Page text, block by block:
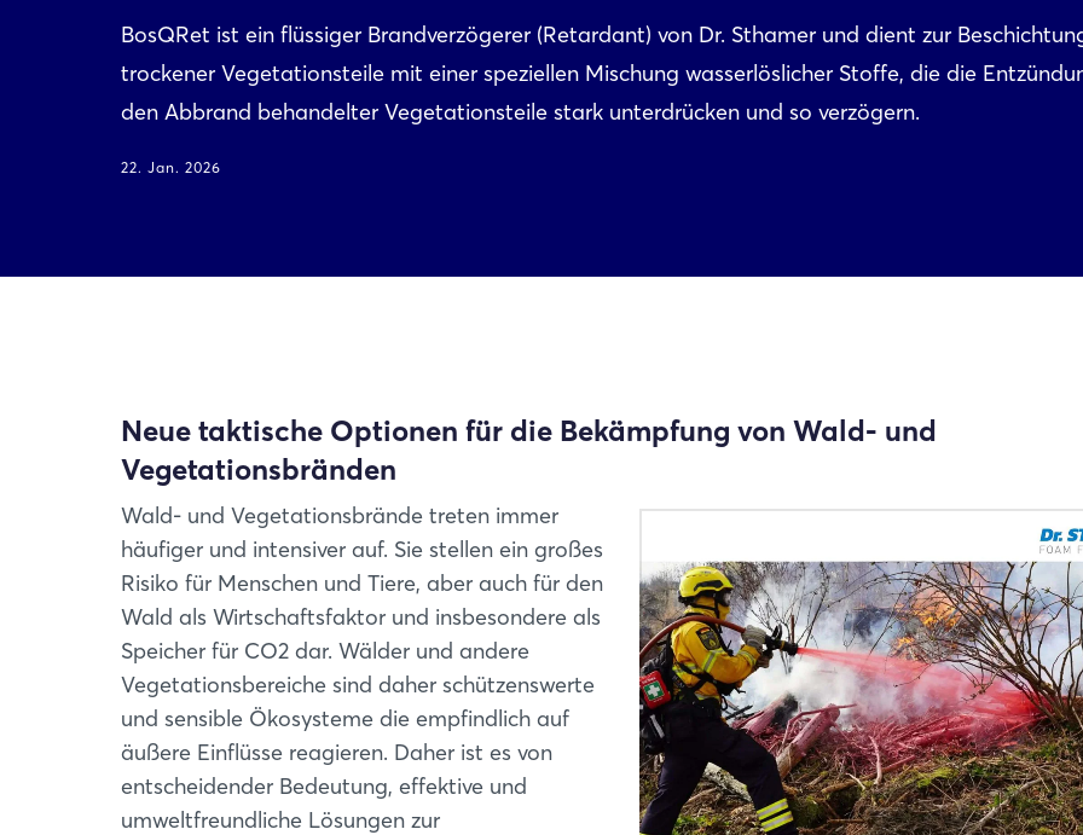
BosQRet ist ein flüssiger Brandverzögerer (Retardant) von Dr. Sthamer und dient zur
trockener Vegetationsteile mit einer speziellen Mischung wasserlöslicher Stoffe, die die
den Abbrand behandelter Vegetationsteile stark unterdrücken und so verzögern.
22. Jan. 2026
Neue taktische Optionen für die Bekämpfung von Wald- und
Vegetationsbränden
Wald- und Vegetationsbrände treten immer
häufiger und intensiver auf. Sie stellen ein großes
Risiko für Menschen und Tiere, aber auch für den
Wald als Wirtschaftsfaktor und insbesondere als
Speicher für CO2 dar. Wälder und andere
Vegetationsbereiche sind daher schützenswerte
und sensible Ökosysteme die empfindlich auf
äußere Einflüsse reagieren. Daher ist es von
entscheidender Bedeutung, effektive und
umweltfreundliche Lösungen zur